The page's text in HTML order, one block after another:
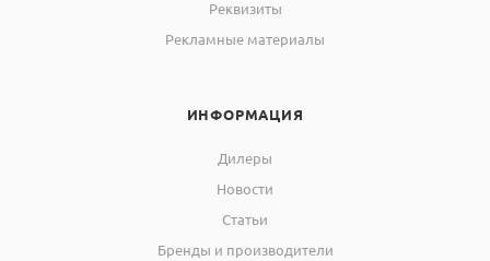
Реквизиты
Рекламные материалы
ИНФОРМАЦИЯ
Дилеры
Новости
Статьи
Бренды и производители